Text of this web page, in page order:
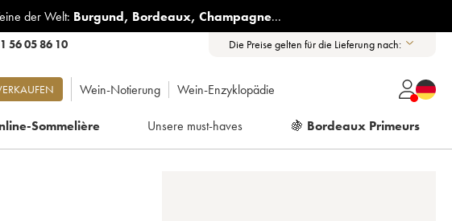
der Welt: Burgund, Bordeaux, Champagne...
56 05 86 10 Die Preise gelten für die Lieferung nach:
Wein-Notierung Wein-Enzyklopädie
Sommelière Unsere must-haves 🍇 Bordeaux Primeurs